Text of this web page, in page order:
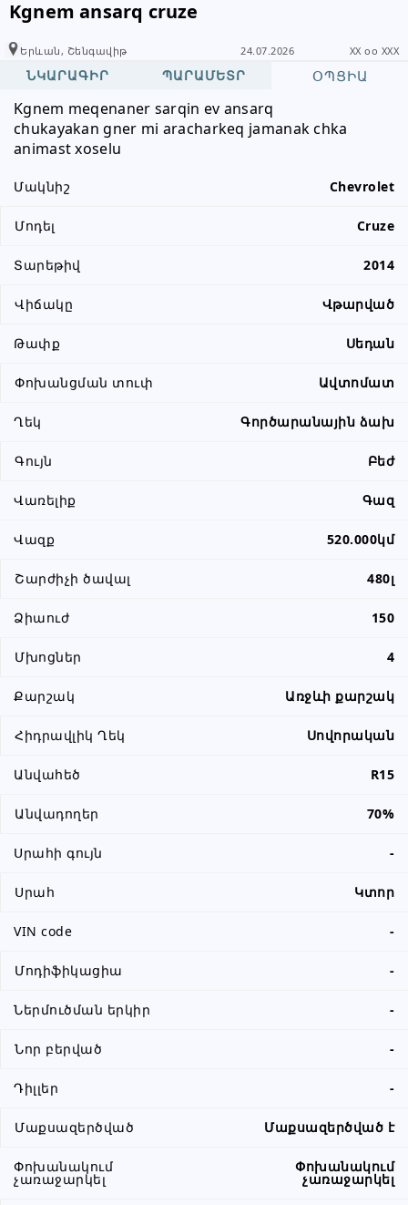
Kgnem ansarq cruze
Երևան, Շենգավիթ 24.07.2026 XX oo XXX
ՆԿԱՐԱԳԻՐ ՊԱՐԱՄԵՏՐ ՕՊՑԻԱ
Kgnem meqenaner sarqin ev ansarq
chukayakan gner mi aracharkeq jamanak chka
animast xoselu
Մակնիշ Chevrolet
Մոդել Cruze
Տարեթիվ 2014
Վիճակը Վթարված
Թափք Սեդան
Փոխանցման տուփ Ավտոմատ
Ղեկ Գործարանային ձախ
Գույն Բեժ
Վառելիք Գազ
Վազք 520.000կմ
Շարժիչի ծավալ 480լ
Ձիաուժ 150
Մխոցներ 4
Քարշակ Առջևի քարշակ
Հիդրավլիկ Ղեկ Սովորական
Անվահեծ R15
Անվադողեր 70%
Սրահի գույն -
Սրահ Կտոր
VIN code -
Մոդիֆիկացիա -
Ներմուծման երկիր -
Նոր բերված -
Դիլլեր -
Մաքսազերծված Մաքսազերծված է
Փոխանակում
չառաջարկել
Փոխանակում
չառաջարկել
տեղեկացնել, որ իր տվյալները
վերցրել եք www.RALLY.am կայքից